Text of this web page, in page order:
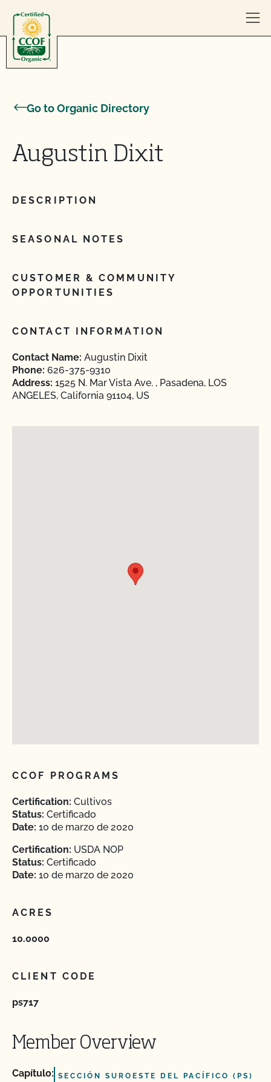
Go to Organic Directory
Augustin Dixit
DESCRIPTION
SEASONAL NOTES
CUSTOMER & COMMUNITY
OPPORTUNITIES
CONTACT INFORMATION
Contact Name: Augustin Dixit
Phone: 626-375-9310
Address: 1525 N. Mar Vista Ave. , Pasadena, LOS
ANGELES, California 91104, US
CCOF PROGRAMS
Certification: Cultivos
Status: Certificado
Date: 10 de marzo de 2020
Certification: USDA NOP
Status: Certificado
Date: 10 de marzo de 2020
ACRES
10.0000
CLIENT CODE
ps717
Member Overview
Capítulo: SECCIÓN SUROESTE DEL PACÍFICO (PS)